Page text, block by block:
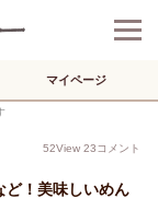
マイページ
52View 23コメント
ど！美味しいめん